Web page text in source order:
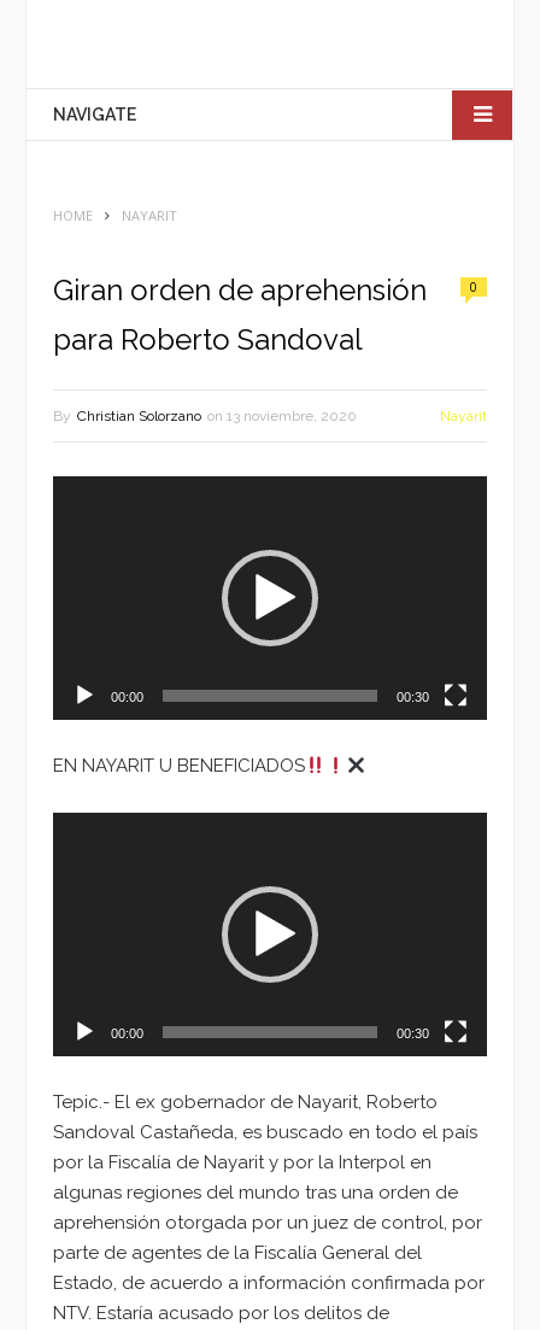
NAVIGATE
HOME NAYARIT
Giran orden de aprehensión
para Roberto Sandoval
0
By Christian Solorzano on 13 noviembre, 2020 Nayarit
00:00 00:30
EN NAYARIT U BENEFICIADOS
00:00 00:30
Tepic.- El ex gobernador de Nayarit, Roberto
Sandoval Castañeda, es buscado en todo el país
por la Fiscalía de Nayarit y por la Interpol en
algunas regiones del mundo tras una orden de
aprehensión otorgada por un juez de control, por
parte de agentes de la Fiscalía General del
Estado, de acuerdo a información confirmada por
NTV. Estaría acusado por los delitos de